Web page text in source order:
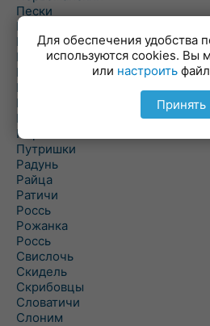
Пески
Петревичи
Погородно
Пограничный
Подлабенье
Подольцы
Подороск
Поречье
Порозово
Путришки
Радунь
Райца
Ратичи
Роcсь
Рожанка
Россь
Свислочь
Скидель
Скрибовцы
Словатичи
Слоним
Для обеспечения удобства
используются cookies. Вы
или настроить
Принять